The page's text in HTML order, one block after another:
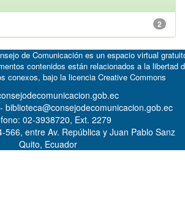
2
de Comunicación es un espacio virtual
contenidos están relacionados a la libertad
conexos, bajo la licencia Creative Commons
biblioteca@consejodecomunicacion.gob.ec
02-3938720, Ext. 2279
566, entre Av. República y Juan Pablo Sanz
Quito, Ecuador